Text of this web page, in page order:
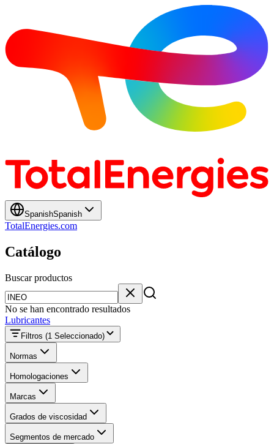
SpanishSpanish
TotalEnergies.com
Catálogo
Buscar productos
Buscar productos
No se han encontrado resultados
Lubricantes
Filtros (1 Seleccionado)
Normas
Homologaciones
Marcas
Grados de viscosidad
Segmentos de mercado